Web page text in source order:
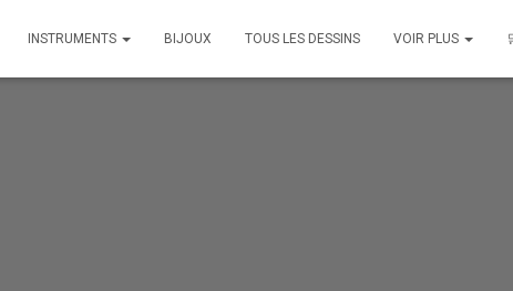
INSTRUMENTS BIJOUX TOUS LES DESSINS VOIR PLUS